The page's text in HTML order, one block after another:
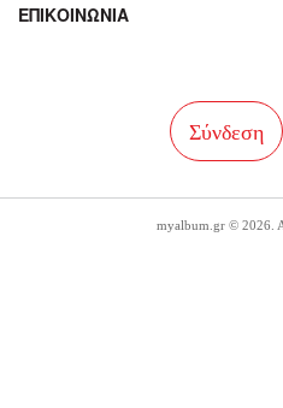
ΕΠΙΚΟΙΝΩΝΙΑ
Σύνδεση
myalbum.gr © 2026.